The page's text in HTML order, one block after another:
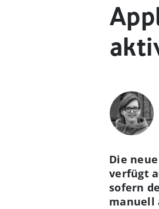
Die
verfügt
sofern
manuell